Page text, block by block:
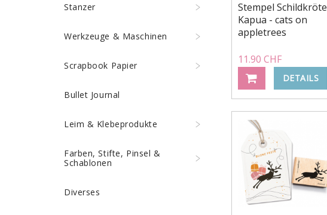
Stempel Schildkröte
Kapua - cats on
appletrees
11.90 CHF
DETAILS
Stanzer
Werkzeuge & Maschinen
Scrapbook Papier
Bullet Journal
Leim & Klebeprodukte
Farben, Stifte, Pinsel &
Schablonen
Diverses